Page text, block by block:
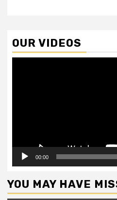
OUR VIDEOS
00:00
YOU MAY HAVE